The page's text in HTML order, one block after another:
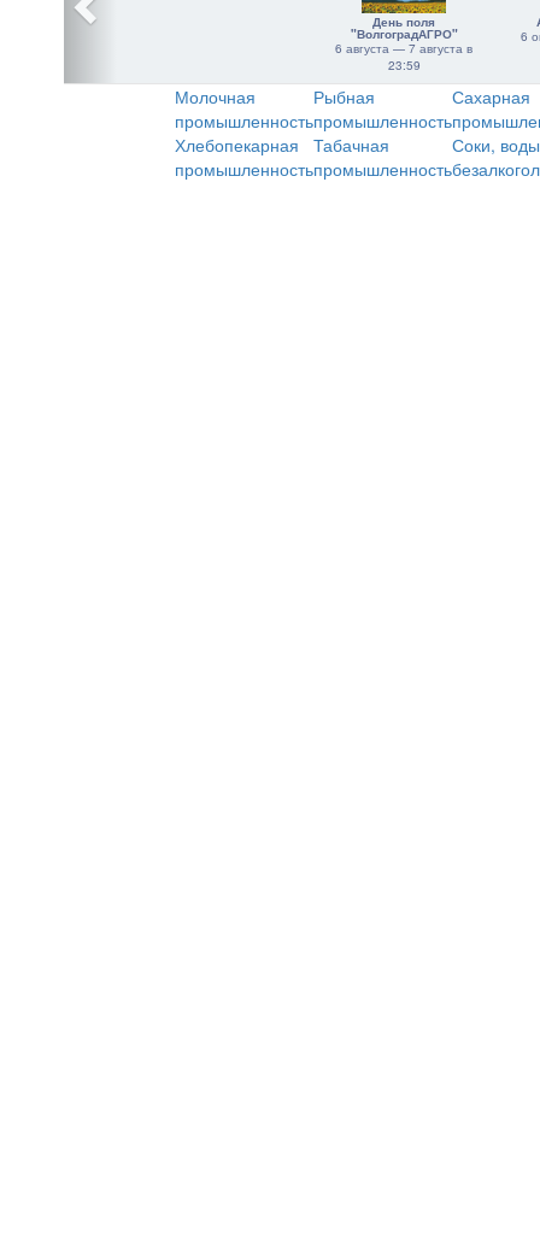
День поля
"ВолгоградАГРО"
6 августа — 7 августа в
23:59
6
Молочная
промышленность
Рыбная
промышленность
Сахарная
Хлебопекарная
промышленность
Табачная
промышленность
Соки,